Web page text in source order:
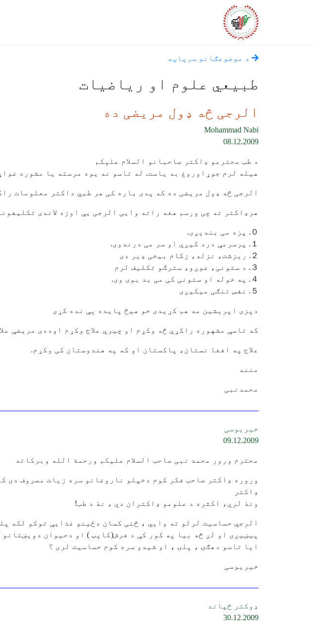
د موضوعګانو سرپاڼه
طبیعي علوم او ریاضیات
الرجی څه ډول مریضی ده
Mohammad Nabi
08.12.2009
د طب محترمو ډاکتر صاحبانو السلام علېکم
هیله لرم جوړاوروغ به یاست. له تاسو نه يوه مرسته يا مشوره
الرجی څه ډول مریضی ده که پدی باره کی هر طبي داکتر معلومات
هرډاکتر ته چی ورسم هغه راته وایی الرجی یې اوزه لاندی
０. پزه می بندېږی.
１. پرسرمې درد کیږې او سر می درندوی.
２. ریزشت، نزله، زکام بیخی ډیر دی
３. د ستونی، غوږو، سترګو تکلیف لرم
４. په خوله او ستونی کی می بد بوی وی.
５. نفس تنګی میکیږی
دپزی اپریشین مه هم کړیدی خو هیڅ پایده ېې نده کړی
که تاسې مشهوره راکړې څه وکړم او چیرې علاج وکړم اوددی مریضې
علاج په افغا نستان، پاکستان او که په هندوستان کی وکړم.
مننه
محمدنبی
خیریوسی
09.12.2009
محترم ورور محمد نبی صاحب السلام علیکم ورحمة الله وبرکاته
وروره ډاکتر صاحب فکر کوم دخپلو ناروغانو سره زیات مصروف دی
ډاکتر
ونۀ لري، اکثره د علومو ډاکتران دي ، نۀ د طب!
پیښیږی او لږ څه بیا په کور کې د فرش(کاپټ ) او دحیوان
ایا تاسو دهګۍ ، پلۍ ، او شیدو سره کوم حساسیت لری ؟
خیریوسی
ډوکتر څپاند
30.12.2009